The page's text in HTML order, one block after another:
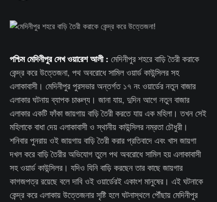
পশ্চিম মেদিনীপুর সেখ ওয়ারেশ আলী : মেদিনীপুর শহরে বাড়ি তৈরী করাকে
কেন্দ্র করে উত্তেজনা, পথ অবরোধে সামিল ওয়ার্ড কাউন্সিলর সহ
এলাকাবাসী। মেদিনীপুর পুরসভার অন্তর্গত ১৭ নং ওয়ার্ডের নতুন বাজার
এলাকার ঘটনায় ব্যাপক চাঞ্চল্য। জানা যায়, দুদিন আগে নতুন বাজার
এলাকার একটি ফাঁকা জায়গায় বাড়ি তৈরী করতে যায় এক মহিলা। তখন সেই
মহিলাকে বাধা দেয় এলাকাবাসী ও স্থানীয় কাউন্সিলর নম্রতা চৌধুরী।
শনিবার পুনরায় ওই জায়গায় বাড়ি তৈরী করার প্রতিবাদে এবং খাস জায়গা
দখল করে বাড়ি তৈরীর অভিযোগ তুলে পথ অবরোধে সামিল হয় এলাকাবাসী
সহ ওয়ার্ড কাউন্সিলর। যদিও যিনি বাড়ি করছেন তার কাছে জায়গার
কাগজপত্র রয়েছে বলে দাবি ওই ওয়ার্ডেরই একাংশ মানুষের। এই ঘটনাকে
কেন্দ্র করে এলাকায় উত্তেজনার সৃষ্টি হলে ঘটনাস্থলে পৌঁছায় মেদিনীপুর